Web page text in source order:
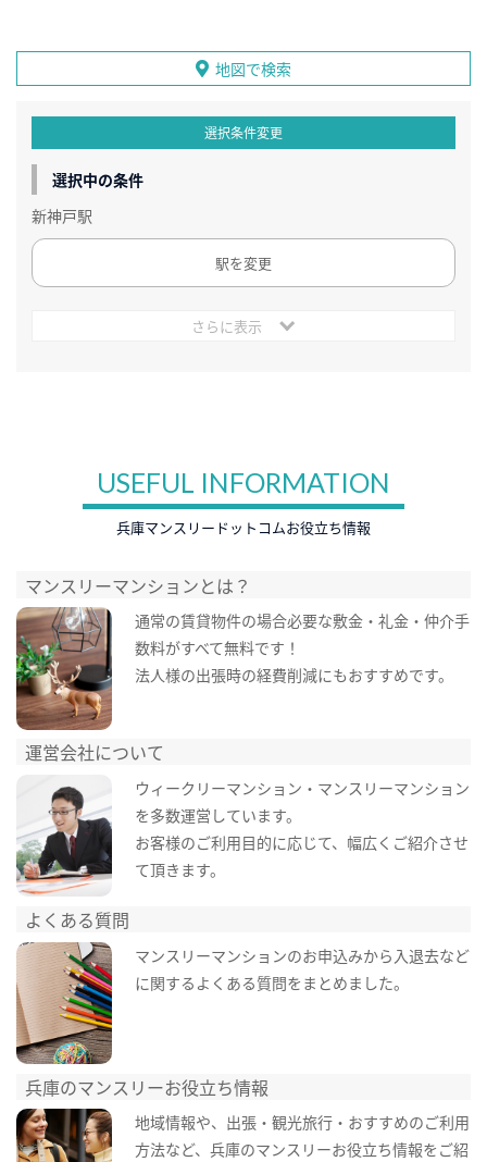
地図で検索
選択条件変更
選択中の条件
新神戸駅
駅を変更
さらに表示
USEFUL INFORMATION
兵庫マンスリードットコムお役立ち情報
マンスリーマンションとは？
通常の賃貸物件の場合必要な敷金・礼金・仲介手
数料がすべて無料です！
法人様の出張時の経費削減にもおすすめです。
運営会社について
ウィークリーマンション・マンスリーマンション
を多数運営しています。
お客様のご利用目的に応じて、幅広くご紹介させ
て頂きます。
よくある質問
マンスリーマンションのお申込みから入退去など
に関するよくある質問をまとめました。
兵庫のマンスリーお役立ち情報
地域情報や、出張・観光旅行・おすすめのご利用
方法など、兵庫のマンスリーお役立ち情報をご紹